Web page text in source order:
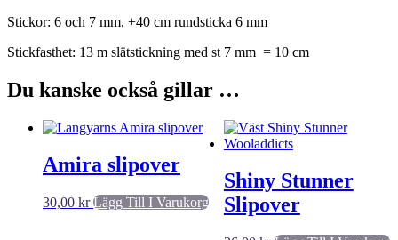
Stickor: 6 och 7 mm, +40 cm rundsticka 6 mm
Stickfasthet: 13 m slätstickning med st 7 mm = 10 cm
Du kanske också gillar …
Amira slipover
30,00 kr Lägg Till I Varukorg
Shiny Stunner
Slipover